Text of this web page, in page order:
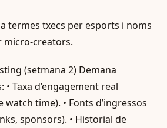
termes txecs per esports i noms
micro-creators.
(setmana 2) Demana
Taxa d’engagement real
time). • Fonts d’ingressos
sponsors). • Historial de